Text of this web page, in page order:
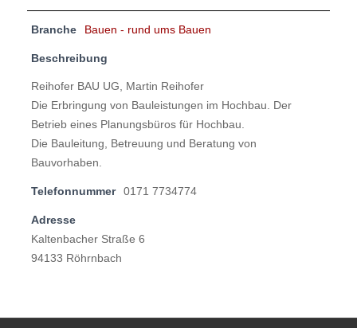
Branche Bauen - rund ums Bauen
Beschreibung
Reihofer BAU UG, Martin Reihofer
Die Erbringung von Bauleistungen im Hochbau. Der
Betrieb eines Planungsbüros für Hochbau.
Die Bauleitung, Betreuung und Beratung von
Bauvorhaben.
Telefonnummer 0171 7734774
Adresse
Kaltenbacher Straße 6
94133 Röhrnbach